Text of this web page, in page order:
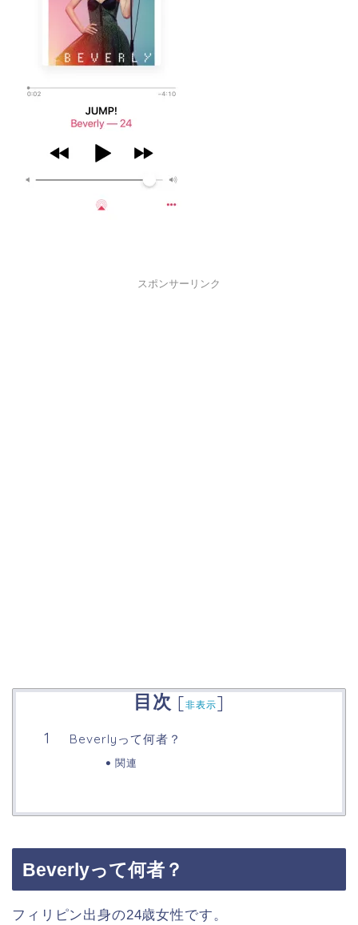
スポンサーリンク
目次 [非表示]
Beverlyって何者？
関連
Beverlyって何者？
フィリピン出身の24歳女性です。